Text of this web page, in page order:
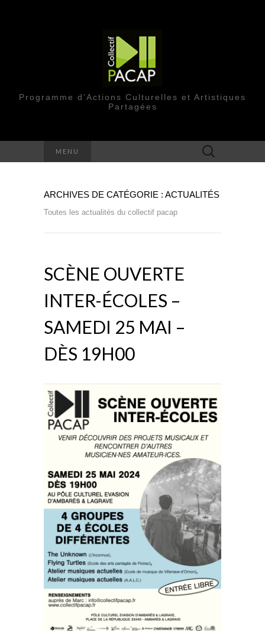
Programme d’Actions Culturelles et Artistiques
Partagées
MENU Rechercher :
ARCHIVES DE CATÉGORIE : ACTUALITÉS
Toutes les actualités du collectif pacap
SCÈNE OUVERTE
INTER-ÉCOLES –
SAMEDI 25 MAI –
DÈS 19H00